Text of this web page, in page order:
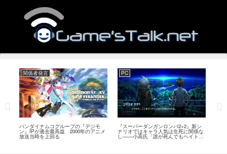
関係者発言
バンダイナムコグループの『デジモ
ン』IPが過去最高益 2000年のアニメ
放送当時を上回る
PC
『スーパーダンガンロンパ2×2』新シ
ナリオではキャラ人気は生死に関係な
し――小高氏「誰が死んでもヘイトメ
ールは送らないで」